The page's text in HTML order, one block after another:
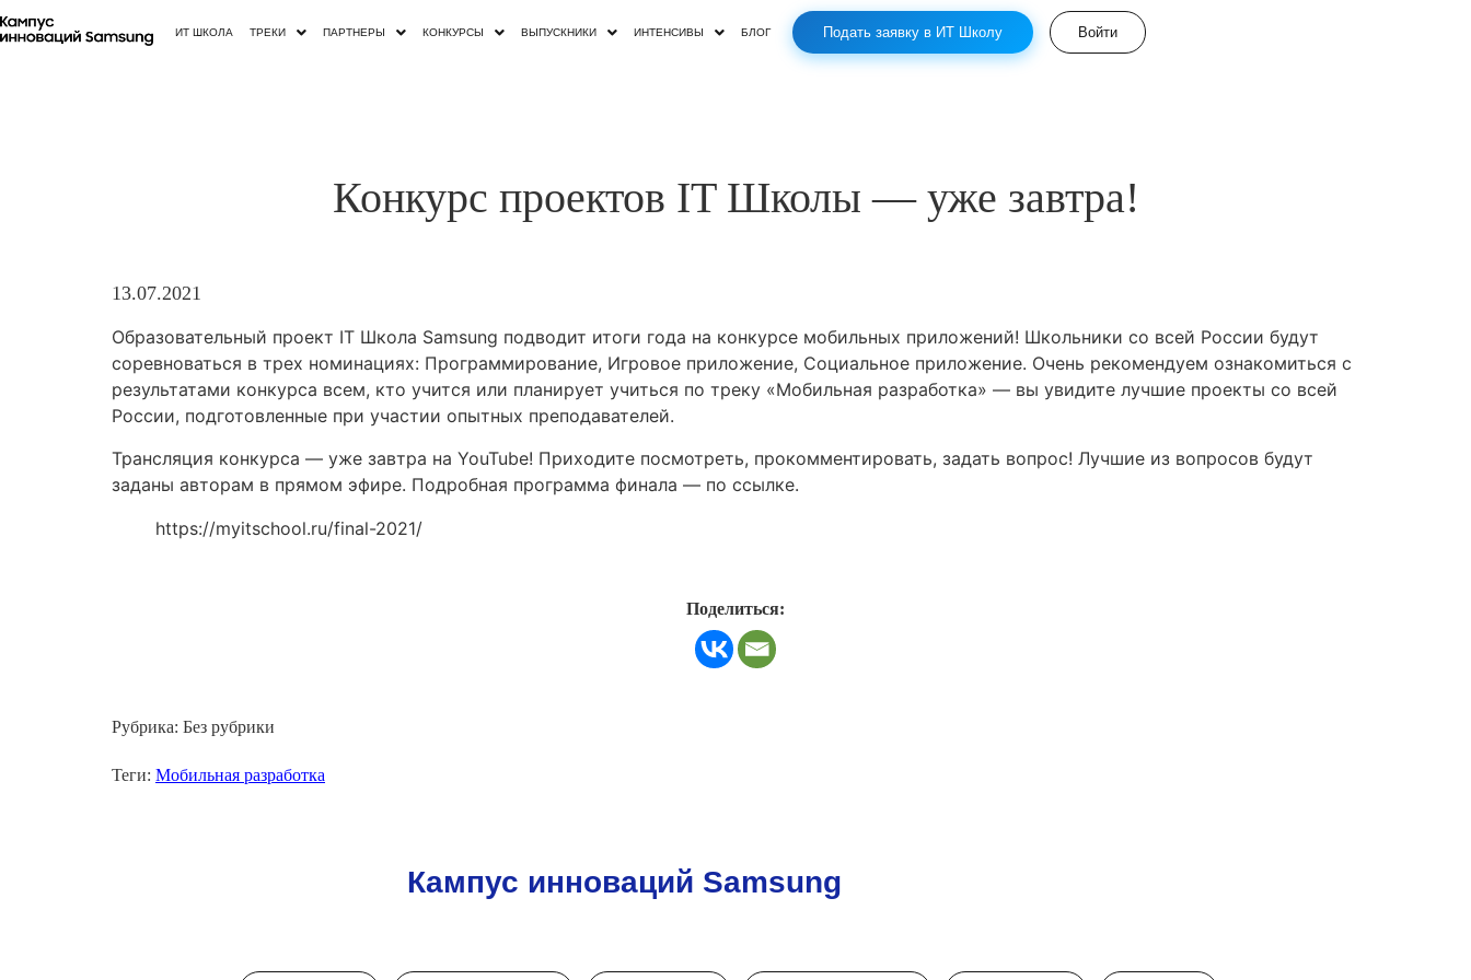
ИТ ШКОЛА ТРЕКИ ПАРТНЕРЫ КОНКУРСЫ ВЫПУСКНИКИ ИНТЕНСИВЫ БЛОГ Подать заявку в ИТ Школу Войти
Конкурс проектов IT Школы — уже завтра!
13.07.2021
Образовательный проект IT Школа Samsung подводит итоги года на конкурсе мобильных приложений! Школьники со всей России будут
соревноваться в трех номинациях: Программирование, Игровое приложение, Социальное приложение. Очень рекомендуем ознакомиться с
результатами конкурса всем, кто учится или планирует учиться по треку «Мобильная разработка» — вы увидите лучшие проекты со всей
России, подготовленные при участии опытных преподавателей.
Трансляция конкурса — уже завтра на YouTube! Приходите посмотреть, прокомментировать, задать вопрос! Лучшие из вопросов будут
заданы авторам в прямом эфире. Подробная программа финала — по ссылке.
https://myitschool.ru/final-2021/
Поделиться:
Рубрика: Без рубрики
Теги: Мобильная разработка
Кампус инноваций Samsung